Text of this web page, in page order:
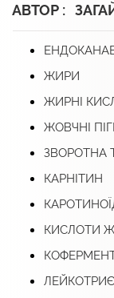
АВТОР :
ЖИРИ
ЖИРНІ
ЖОВЧНІ
ЗВОРОТНА
КАРНІТИН
КИСЛОТИ